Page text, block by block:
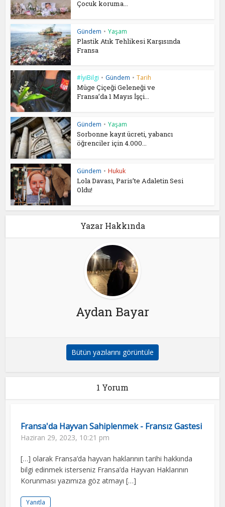
Çocuk koruma...
Gündem • Yaşam
Plastik Atık Tehlikesi Karşısında
Fransa
#İyiBilgi • Gündem • Tarih
Müge Çiçeği Geleneği ve
Fransa’da 1 Mayıs İşçi...
Gündem • Yaşam
Sorbonne kayıt ücreti, yabancı
öğrenciler için 4.000...
Gündem • Hukuk
Lola Davası, Paris’te Adaletin Sesi
Oldu!
Yazar Hakkında
Aydan Bayar
Bütün yazılarını görüntüle
1 Yorum
Fransa'da Hayvan Sahiplenmek - Fransız Gastesi
Haziran 29, 2023, 10:21 pm
[…] olarak Fransa’da hayvan haklarının tarihi hakkında
bilgi edinmek isterseniz Fransa’da Hayvan Haklarının
Korunması yazımıza göz atmayı […]
Yanıtla